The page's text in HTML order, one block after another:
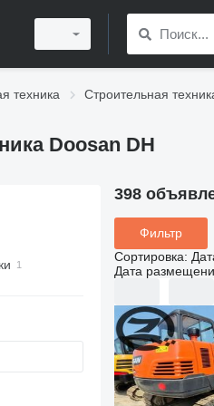
техника Строительная
Doosan DH
стрелой
398
Фильтр
Сортировка:
Дата